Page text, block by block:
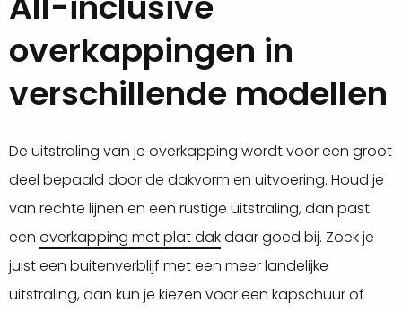
overkappingen in
verschillende modellen
De uitstraling van je overkapping wordt voor een groot
deel bepaald door de dakvorm en uitvoering. Houd je
van rechte lijnen en een rustige uitstraling, dan past
een overkapping met plat dakdaar goed bij. Zoek je
juist een buitenverblijf met een meer landelijke
uitstraling, dan kun je kiezen voor een kapschuur of